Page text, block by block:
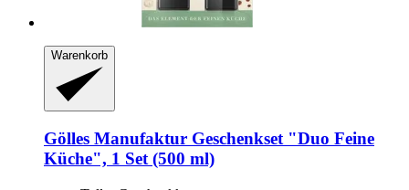
Warenkorb
Gölles Manufaktur Geschenkset "Duo Feine
Küche", 1 Set (500 ml)